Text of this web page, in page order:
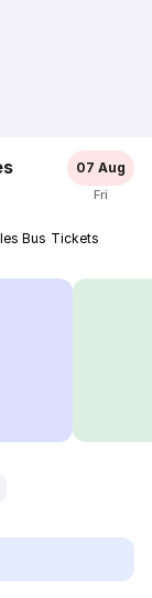
07 Aug
Fri
Bus Tickets